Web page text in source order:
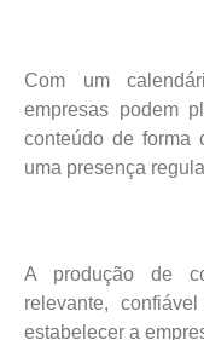
Com um
empresas podem
conteúdo de forma
uma presença
A produção de
relevante,
estabelecer a